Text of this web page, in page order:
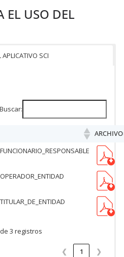
EL USO DEL
SCI
Buscar:
ARCHIVO
3 registros
❮ 1 ❯